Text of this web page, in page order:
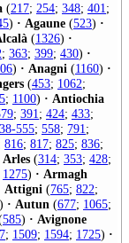
(217; 254; 348; 401;
) · Agaune (523) ·
(1326) ·
; 363; 399; 430) ·
) · Anagni (1160) ·
(453; 1062;
; 1100) · Antiochia
; 391; 424; 433;
555; 558; 791;
816; 817; 825; 836;
Arles (314; 353; 428;
1275) · Armagh
Attigni (765; 822;
) · Autun (677; 1065;
585) · Avignone
; 1509; 1594; 1725) ·